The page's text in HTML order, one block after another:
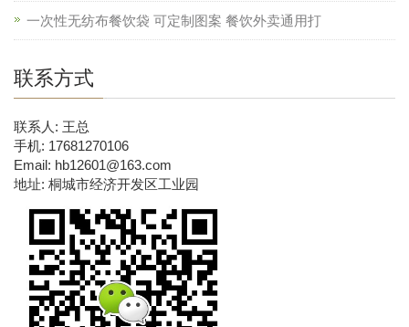
一次性无纺布餐饮袋 可定制图案 餐饮外卖通用打
联系方式
联系人: 王总
手机: 17681270106
Email: hb12601@163.com
地址: 桐城市经济开发区工业园